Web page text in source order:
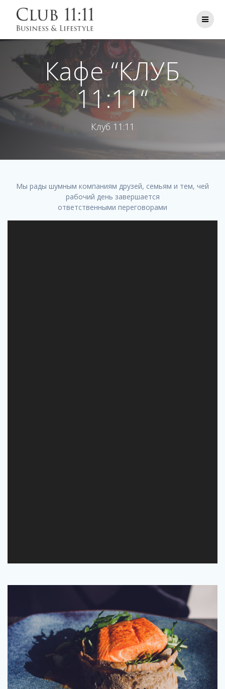
Кафе “КЛУБ
11:11“
Клуб 11:11
Мы рады шумным компаниям друзей, семьям и тем, чей
рабочий день завершается
ответственными переговорами